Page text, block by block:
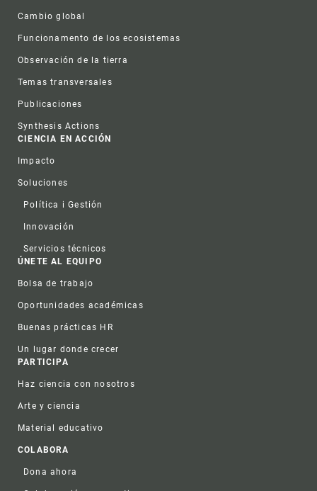
Cambio global
Funcionamento de los ecosistemas
Observación de la tierra
Temas transversales
Publicaciones
Synthesis Actions
CIENCIA EN ACCIÓN
Impacto
Soluciones
Política i Gestión
Innovación
Servicios técnicos
ÚNETE AL EQUIPO
Bolsa de trabajo
Oportunidades académicas
Buenas prácticas HR
Un lugar donde crecer
PARTICIPA
Haz ciencia con nosotros
Arte y ciencia
Material educativo
COLABORA
Dona ahora